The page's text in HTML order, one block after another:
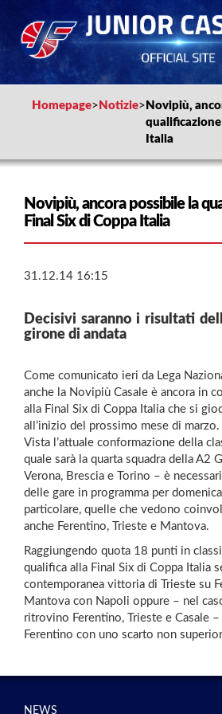
Homepage> Notizie> Novipiù,
qualificazione
Italia
Novipiù, ancora possibile la
Final Six di Coppa Italia
31.12.14 16:15
Decisivi saranno i risultati
girone di andata
Come comunicato ieri da Lega
anche la Novipiù Casale è ancora in
alla Final Six di Coppa Italia che si
all’inizio del prossimo mese di marzo.
Vista l’attuale conformazione della
quale sarà la quarta squadra della A2
Verona, Brescia e Torino – è
delle gare in programma per
particolare, quelle che vedono
anche Ferentino, Trieste e Mantova.
Raggiungendo quota 18 punti in
qualifica alla Final Six di Coppa Italia
contemporanea vittoria di Trieste su
Mantova con Napoli oppure – nel
ritrovino Ferentino, Trieste e Casale
Ferentino con uno scarto non
NEWS